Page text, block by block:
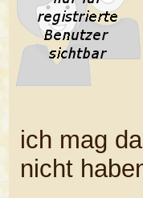
ich mag
nicht